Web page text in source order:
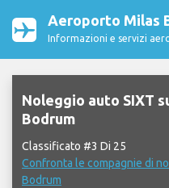
Aeroporto Milas
Informazioni e servizi
Noleggio auto SIXT
Bodrum
Classificato #3 Di 25
Confronta le compagnie di
Bodrum